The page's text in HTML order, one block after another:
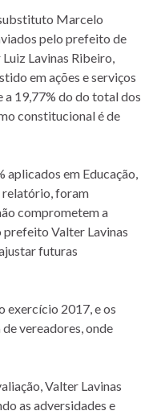
Marcelo
pelo prefeito de
Lavinas Ribeiro,
em ações e serviços
a 19,77% do do total dos
constitucional é de
em Educação,
relatório, foram
comprometem a
prefeito Valter Lavinas
futuras
exercício 2017, e os
vereadores, onde
Valter Lavinas
as adversidades e